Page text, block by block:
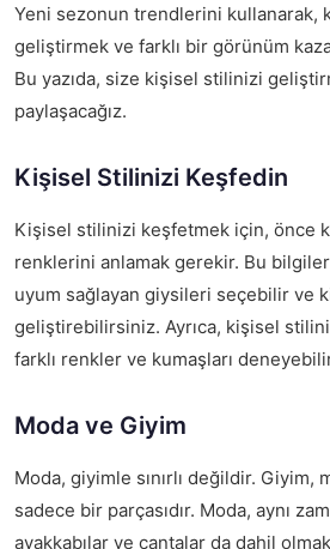
Yeni sezonun trendlerini kullanarak,
geliştirmek ve farklı bir görünüm
Bu yazıda, size kişisel stilinizi
paylaşacağız.
Kişisel Stilinizi Keşfedin
Kişisel stilinizi keşfetmek için, önce
renklerini anlamak gerekir. Bu
uyum sağlayan giysileri seçebilir ve
geliştirebilirsiniz. Ayrıca, kişisel
farklı renkler ve kumaşları
Moda ve Giyim
Moda, giyimle sınırlı değildir. Giyim,
sadece bir parçasıdır. Moda, aynı
ayakkabılar ve çantalar da dahil